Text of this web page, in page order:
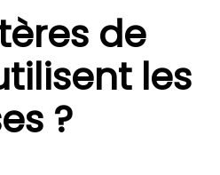
de
les
?